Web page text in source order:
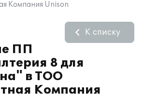
Компания Unison
ПП
8 для
в ТОО
Компания
К списку